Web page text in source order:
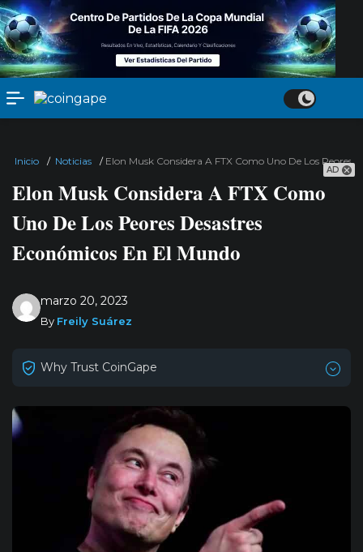
AD
Inicio / Noticias / Elon Musk Considera A FTX Como Uno De Los Peores
Elon Musk Considera A FTX Como
Uno De Los Peores Desastres
Económicos En El Mundo
marzo 20, 2023
By Freily Suárez
Why Trust CoinGape